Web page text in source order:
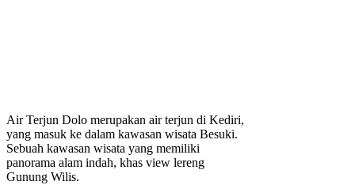
Air Terjun Dolo merupakan air terjun di Kediri,
yang masuk ke dalam kawasan wisata Besuki.
Sebuah kawasan wisata yang memiliki
panorama alam indah, khas view lereng
Gunung Wilis.